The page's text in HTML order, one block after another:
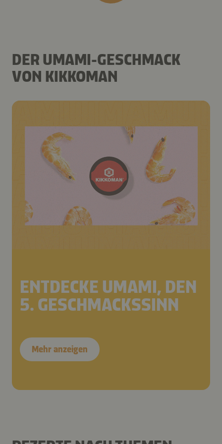
DER UMAMI-GESCHMACK
VON KIKKOMAN
ENTDECKE UMAMI, DEN
5. GESCHMACKSSINN
Mehr anzeigen